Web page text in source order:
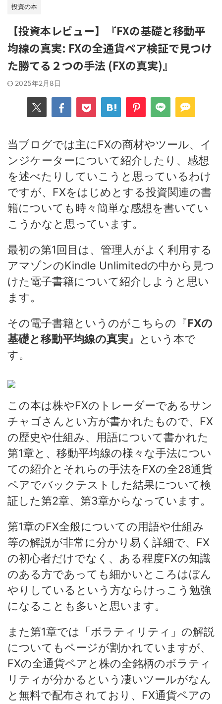
投資の本
【投資本レビュー】『FXの基礎と移動平
均線の真実: FXの全通貨ペア検証で見つけ
た勝てる２つの手法 (FXの真実)』
2025年2月8日
当ブログでは主にFXの商材やツール、イ
ンジケーターについて紹介したり、感想
を述べたりしていこうと思っているわけ
ですが、FXをはじめとする投資関連の書
籍についても時々簡単な感想を書いてい
こうかなと思っています。
最初の第1回目は、管理人がよく利用する
アマゾンのKindle Unlimitedの中から見つ
けた電子書籍について紹介しようと思い
ます。
その電子書籍というのがこちらの『FXの
基礎と移動平均線の真実 』という本で
す。
この本は株やFXのトレーダーであるサン
チャゴさんとい方が書かれたもので、FX
の歴史や仕組み、用語について書かれた
第1章と、移動平均線の様々な手法につい
ての紹介とそれらの手法をFXの全28通貨
ペアでバックテストした結果について検
証した第2章、第3章からなっています。
第1章のFX全般についての用語や仕組み
等の解説が非常に分かり易く詳細で、FX
の初心者だけでなく、ある程度FXの知識
のある方であっても細かいところはぼん
やりしているという方ならけっこう勉強
になることも多いと思います。
また第1章では「ボラティリティ」の解説
についてもページが割かれていますが、
FXの全通貨ペアと株の全銘柄のボラティ
リティが分かるという凄いツールがなん
と無料で配布されており、FX通貨ペアの